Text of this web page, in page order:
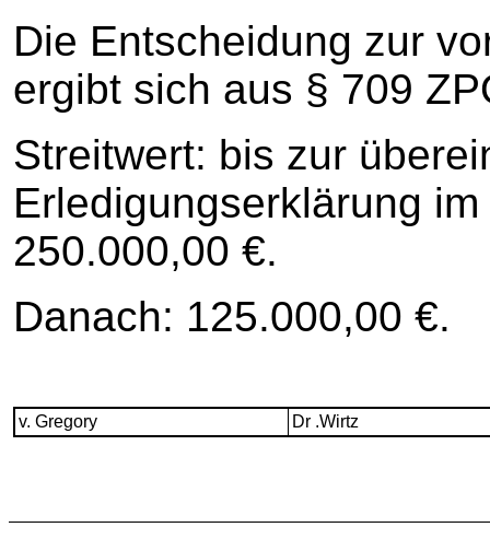
Die Entscheidung zur
ergibt sich aus § 709
Streitwert: bis zur
Erledigungserklärung
250.000,00 €.
Danach: 125.000,00 €.
v. Gregory Dr .Wirtz